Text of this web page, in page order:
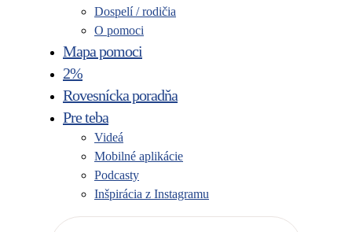
Dospelí / rodičia
O pomoci
Mapa pomoci
2%
Rovesnícka poradňa
Pre teba
Videá
Mobilné aplikácie
Podcasty
Inšpirácia z Instagramu